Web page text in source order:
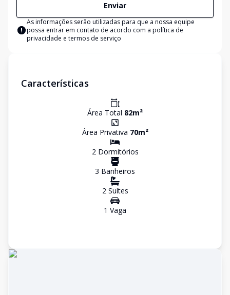
Enviar
As informações serão utilizadas para que a nossa equipe
possa entrar em contato de acordo com a política de
privacidade e termos de serviço
Características
Área Total 82m²
Área Privativa 70m²
2Dormitórios
3 Banheiros
2Suítes
1 Vaga